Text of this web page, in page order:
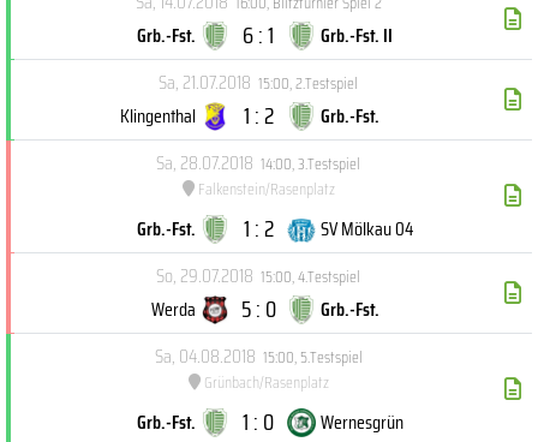
Grb.-Fst. 6 : 1
Grb.-Fst. II
Sa, 21.07.2018 15:00,2.Testspiel
Klingenthal 1 : 2
Grb.-Fst.
Sa, 28.07.2018 14:00,3.Testspiel
Falkenstein/Rasenplatz
Grb.-Fst. 1 : 2
SV Mölkau 04
So, 29.07.2018 15:00,4.Testspiel
Werda 5 : 0
Grb.-Fst.
Sa, 04.08.2018 15:00,5.Testspiel
Grünbach/Rasenplatz
Grb.-Fst. 1 : 0
Wernesgrün